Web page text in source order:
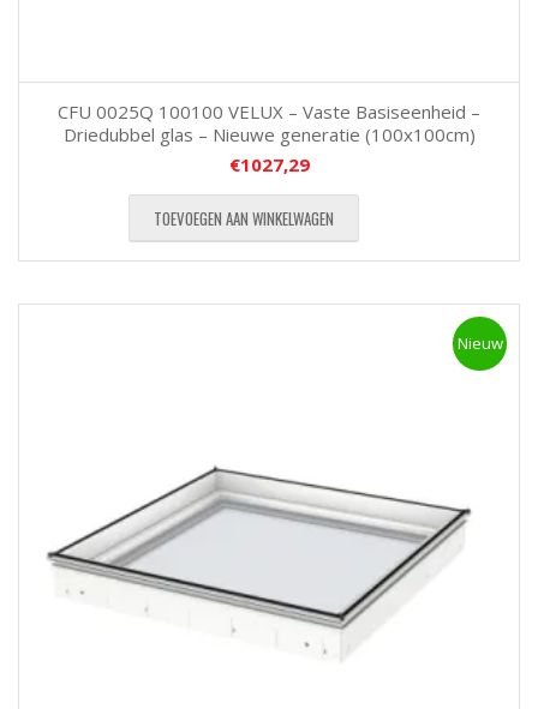
CFU 0025Q 100100 VELUX – Vaste Basiseenheid –
Driedubbel glas – Nieuwe generatie (100x100cm)
€1027,29
TOEVOEGEN AAN WINKELWAGEN
Nieuw